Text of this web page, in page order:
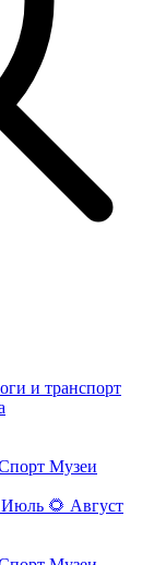
и транспорт
Музеи
Июль 🌻 Август